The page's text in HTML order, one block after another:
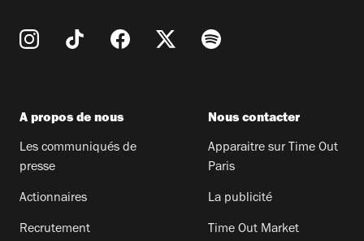
A propos de nous
Les communiqués de
presse
Actionnaires
Recrutement
Nous contacter
Apparaitre sur Time Out
Paris
La publicité
Time Out Market